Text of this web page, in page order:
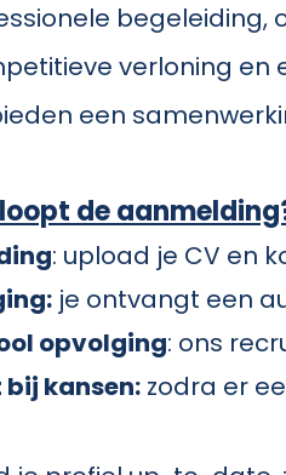
verloning
een
de
: upload je CV en
je ontvangt een
opvolging: ons
kansen: zodra er